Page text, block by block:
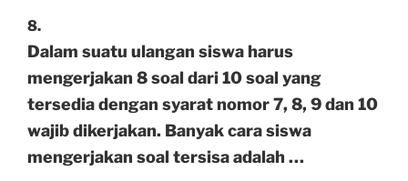
8.
Dalam suatu ulangan siswa harus
mengerjakan 8 soal dari 10 soal yang
tersedia dengan syarat nomor 7, 8, 9 dan 10
wajib dikerjakan. Banyak cara siswa
mengerjakan soal tersisa adalah …